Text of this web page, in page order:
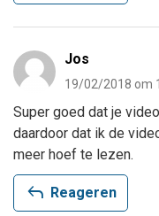
Jos
19/02/2018 om
Super goed dat je
daardoor dat ik de
meer hoef te lezen.
reply Reageren